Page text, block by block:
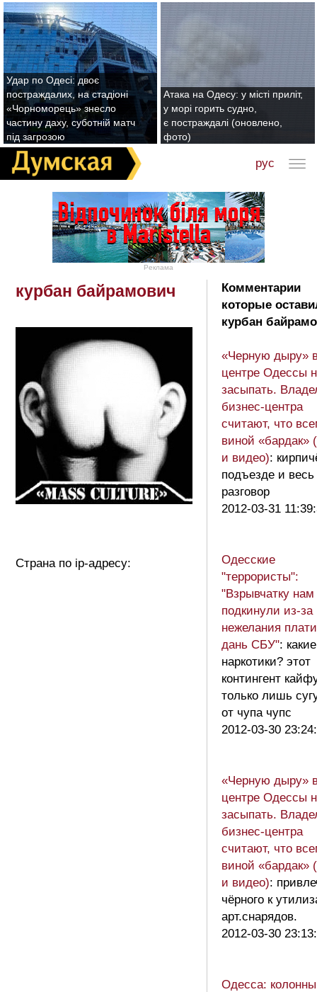
Удар по Одесі: двоє
постраждалих, на стадіоні
«Чорноморець» знесло
частину даху, суботній матч
під загрозою
Атака на Одесу: у місті приліт,
у морі горить судно,
є постраждалі (оновлено,
фото)
рус
Реклама
курбан байрамович
Страна по ip-адресу:
Комментарии
которые
курбан
«Черную дыру»
центре Одессы
засыпать.
бизнес-центра
считают, что
виной «бардак»
и видео):
подъезде и весь
разговор
2012-03-31
Одесские
"террористы":
"Взрывчатку нам
подкинули из-за
нежелания
дань СБУ": какие
наркотики? этот
контингент
только лишь
от чупа чупс
2012-03-30
«Черную дыру»
центре Одессы
засыпать.
бизнес-центра
считают, что
виной «бардак»
и видео):
чёрного к
арт.снарядов.
2012-03-30
Одесса: колонны